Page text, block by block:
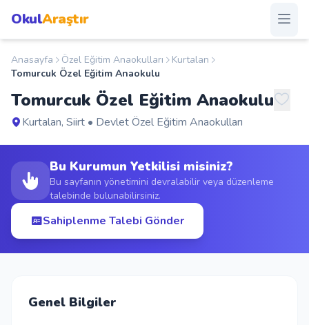
OkulAraştır
Anasayfa
Okullar
Şehirler
Kampanyalar
Duyurular
Blog
Anasayfa Özel Eğitim Anaokulları
Kurtalan
Tomurcuk Özel Eğitim Anaokulu
Tomurcuk Özel Eğitim Anaokulu
Kurtalan, Siirt • Devlet Özel Eğitim Anaokulları
Bu Kurumun Yetkilisi misiniz?
Bu sayfanın yönetimini devralabilir veya düzenleme
talebinde bulunabilirsiniz.
Sahiplenme Talebi Gönder
Genel Bilgiler